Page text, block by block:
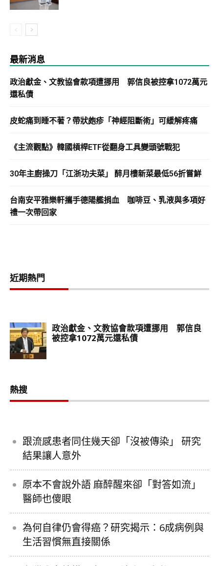
最新消息
政治獻金、文教協會款項遭挪用 郭信良被控拿1072萬元
還私債
皮蛇痛到睡不著？帶狀皰疹「神經阻斷術」可緩解疼痛
《主流觀點》韓國槓桿ETF從翻身工具變頭號戰犯
30年主廚操刀「江浙功夫菜」 醉月樓新菜最低56折嘗鮮
台南安平雅樂軒攜手德陽艦捐血 咖啡豆、乳液與多項好
禮一次帶回家
近期熱門
熱搜
跟流感患者同住幾天卻「沒被傳染」 研究
結果讓人意外
原本不會說外語 麻醉醒來卻「對答如流」
醫師也傻眼
為何自律仍會得癌？研究揭示：6成病例與
生活習慣無直接關係